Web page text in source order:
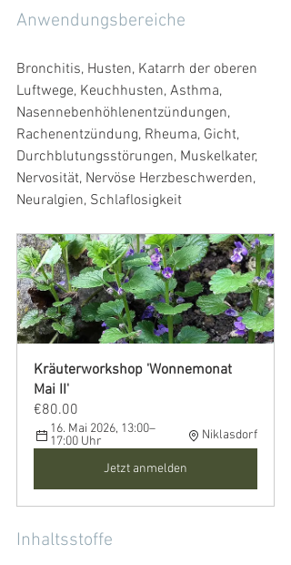
Anwendungsbereiche
Bronchitis, Husten, Katarrh der oberen
Luftwege, Keuchhusten, Asthma,
Nasennebenhöhlenentzündungen,
Rachenentzündung, Rheuma, Gicht,
Durchblutungsstörungen, Muskelkater,
Nervosität, Nervöse Herzbeschwerden,
Neuralgien, Schlaflosigkeit
Kräuterworkshop 'Wonnemonat
Mai II'
€80.00
16. Mai 2026, 13:00–
17:00 Uhr
Niklasdorf
Jetzt anmelden
Inhaltsstoffe